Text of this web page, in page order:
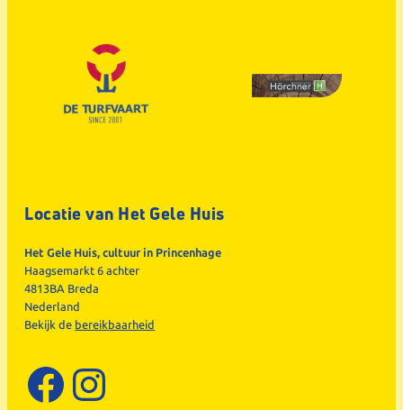
Locatie van Het Gele Huis
Het Gele Huis, cultuur in Princenhage
Haagsemarkt 6 achter
4813BA Breda
Nederland
Bekijk de bereikbaarheid
Facebook
Instagram